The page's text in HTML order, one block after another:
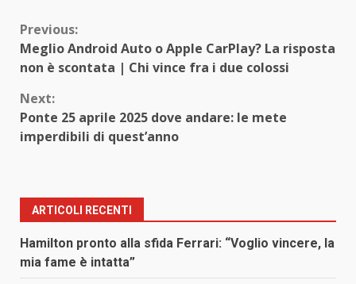
Continue
Reading
Previous:
Meglio Android Auto o Apple CarPlay? La risposta
non è scontata | Chi vince fra i due colossi
Next:
Ponte 25 aprile 2025 dove andare: le mete
imperdibili di quest’anno
ARTICOLI RECENTI
Hamilton pronto alla sfida Ferrari: “Voglio vincere, la
mia fame è intatta”